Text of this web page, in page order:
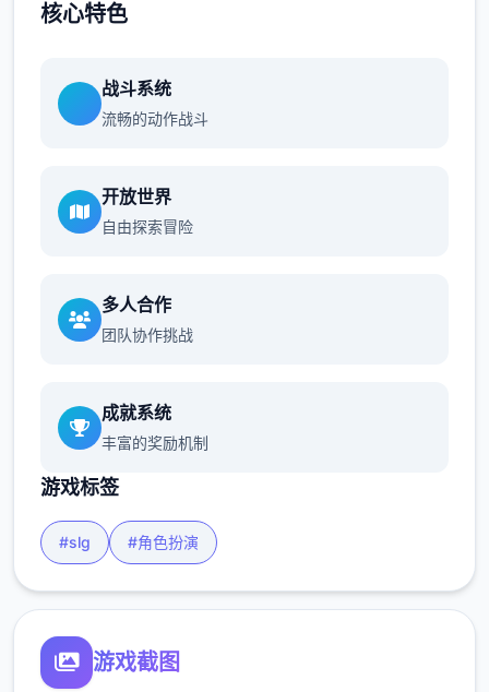
核心特色
战斗系统
流畅的动作战斗
开放世界
自由探索冒险
多人合作
团队协作挑战
成就系统
丰富的奖励机制
游戏标签
#slg #角色扮演
游戏截图